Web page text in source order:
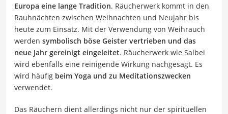
Europa eine lange Tradition. Räucherwerk kommt in den
Rauhnächten zwischen Weihnachten und Neujahr bis
heute zum Einsatz. Mit der Verwendung von Weihrauch
werden symbolisch böse Geister vertrieben und das
neue Jahr gereinigt eingeleitet. Räucherwerk wie Salbei
wird ebenfalls eine reinigende Wirkung nachgesagt. Es
wird häufig beim Yoga und zu Meditationszwecken
verwendet.
Das Räuchern dient allerdings nicht nur der spirituellen